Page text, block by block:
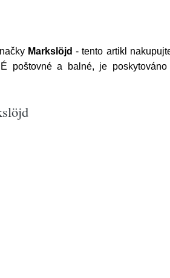
Markslöjd - tento artikl
poštovné a balné, je poskytováno